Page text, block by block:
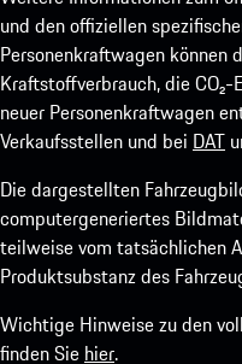
und den offiziellen
Personenkraftwagen können
Kraftstoffverbrauch, die
neuer Personenkraftwagen
Verkaufsstellen und bei DAT
Die dargestellten
computergeneriertes
teilweise vom tatsächlichen
Produktsubstanz des
Wichtige Hinweise zu den
finden Sie hier.